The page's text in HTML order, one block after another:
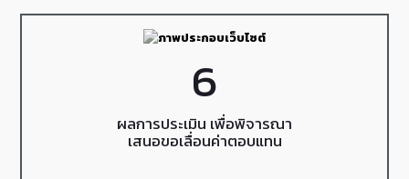
6
ผลการประเมิน เพื่อพิจารณา
เสนอขอเลื่อนค่าตอบแทน